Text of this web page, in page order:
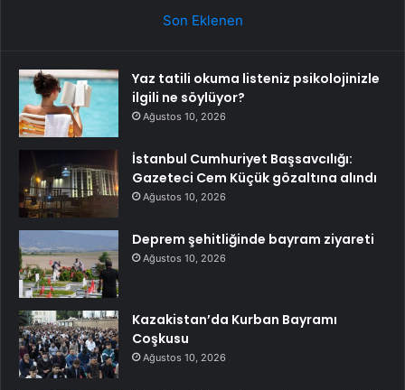
Son Eklenen
Yaz tatili okuma listeniz psikolojinizle
ilgili ne söylüyor?
Ağustos 10, 2026
İstanbul Cumhuriyet Başsavcılığı:
Gazeteci Cem Küçük gözaltına alındı
Ağustos 10, 2026
Deprem şehitliğinde bayram ziyareti
Ağustos 10, 2026
Kazakistan’da Kurban Bayramı
Coşkusu
Ağustos 10, 2026